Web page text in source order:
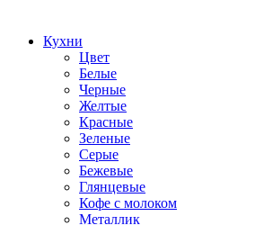
Кухни
Цвет
Белые
Черные
Желтые
Красные
Зеленые
Серые
Бежевые
Глянцевые
Кофе с молоком
Металлик